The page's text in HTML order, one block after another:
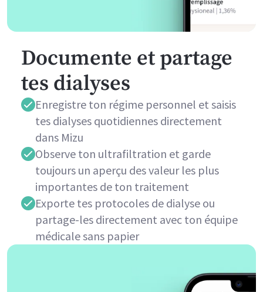
Documente et partage
tes dialyses
Enregistre ton régime personnel et saisis
tes dialyses quotidiennes directement
dans Mizu
Observe ton ultrafiltration et garde
toujours un aperçu des valeur les plus
importantes de ton traitement
Exporte tes protocoles de dialyse ou
partage-les directement avec ton équipe
médicale sans papier